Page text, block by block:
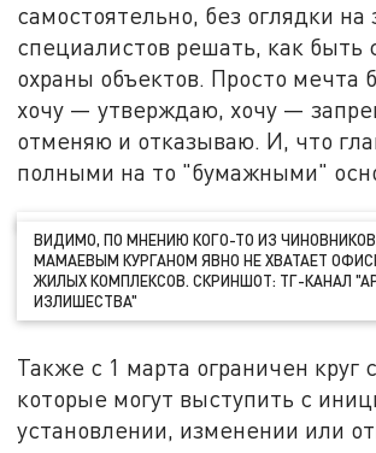
самостоятельно, без оглядки
специалистов решать, как быть
охраны объектов. Просто мечта
хочу — утверждаю, хочу —
отменяю и отказываю. И, что
полными на то "бумажными"
ВИДИМО, ПО МНЕНИЮ КОГО-ТО ИЗ
МАМАЕВЫМ КУРГАНОМ ЯВНО НЕ ХВАТАЕТ
ЖИЛЫХ КОМПЛЕКСОВ. СКРИНШОТ: ТГ-КАНАЛ
ИЗЛИШЕСТВА"
Также с 1 марта ограничен круг
которые могут выступить с
установлении, изменении или